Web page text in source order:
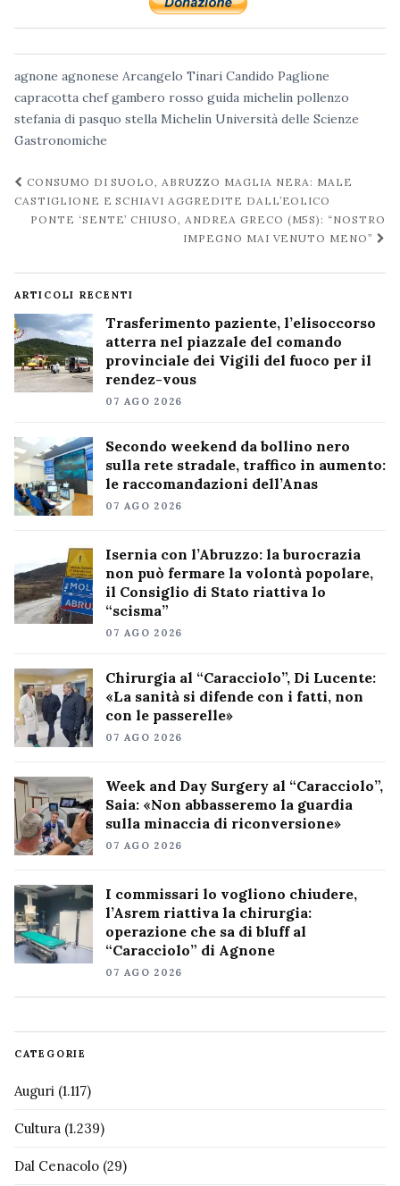
agnone agnonese Arcangelo Tinari Candido Paglione
capracotta chef gambero rosso guida michelin pollenzo
stefania di pasquo stella Michelin Università delle Scienze
Gastronomiche
Navigazione
post
CONSUMO DI SUOLO, ABRUZZO MAGLIA NERA: MALE
CASTIGLIONE E SCHIAVI AGGREDITE DALL’EOLICO
PONTE ‘SENTE’ CHIUSO, ANDREA GRECO (M5S): “NOSTRO
IMPEGNO MAI VENUTO MENO”
ARTICOLI RECENTI
Trasferimento paziente, l’elisoccorso
atterra nel piazzale del comando
provinciale dei Vigili del fuoco per il
rendez-vous
07 AGO 2026
Secondo weekend da bollino nero
sulla rete stradale, traffico in aumento:
le raccomandazioni dell’Anas
07 AGO 2026
Isernia con l’Abruzzo: la burocrazia
non può fermare la volontà popolare,
il Consiglio di Stato riattiva lo
“scisma”
07 AGO 2026
Chirurgia al “Caracciolo”, Di Lucente:
«La sanità si difende con i fatti, non
con le passerelle»
07 AGO 2026
Week and Day Surgery al “Caracciolo”,
Saia: «Non abbasseremo la guardia
sulla minaccia di riconversione»
07 AGO 2026
I commissari lo vogliono chiudere,
l’Asrem riattiva la chirurgia:
operazione che sa di bluff al
“Caracciolo” di Agnone
07 AGO 2026
CATEGORIE
Auguri (1.117)
Cultura (1.239)
Dal Cenacolo (29)